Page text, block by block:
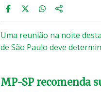
Uma reunião na noite
de São Paulo deve
MP-SP recomenda